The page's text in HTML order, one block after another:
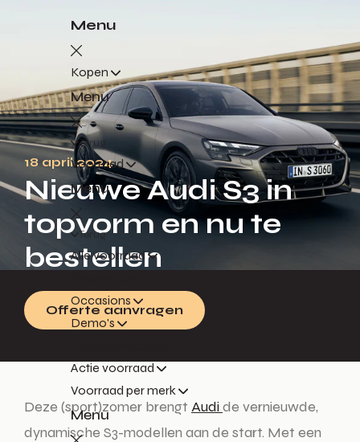
Menu
Kopen
Menu
Terug
Voorraad
Menu
Terug
Alle voorraad
Occasions
Demo's
Actie voorraad
Voorraad per merk
Menu
18 april 2024
Nieuwe Audi S3 in
topvorm en nu te
bestellen
Offerte aanvragen
Deze (sport)zomer brengt Audide vernieuwde,
dynamische S3-modellen aan de start. Met een